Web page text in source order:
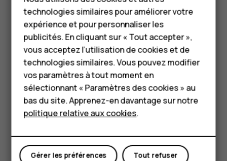
Téléphones classiques
HMD Terra M
Pour les entreprises
Tablettes
Boutique
Mon compte
sauvegardes vers un compte Google sont activées, vous
pouvez restaurer vos paramètres d'application et mots
de passe Wi-Fi.
Appuyez sur
Paramètres Comptes
Ajouter un
compte
> Google.
Sélectionnez les données que vous souhaitez
restaurer sur votre nouveau téléphone. La
synchronisation démarre automatiquement une fois
que le téléphone est connecté à Internet.
technologies similaires pour améliorer votre
expérience et pour personnaliser les
publicités. En cliquant sur « Tout accepter »,
vous acceptez l’utilisation de cookies et de
technologies similaires. Vous pouvez modifier
vos paramètres à tout moment en
sélectionnant « Paramètres des cookies » au
bas du site. Apprenez-en davantage sur notre
politique relative aux cookies.
Tout refuser
Gérer les préférences